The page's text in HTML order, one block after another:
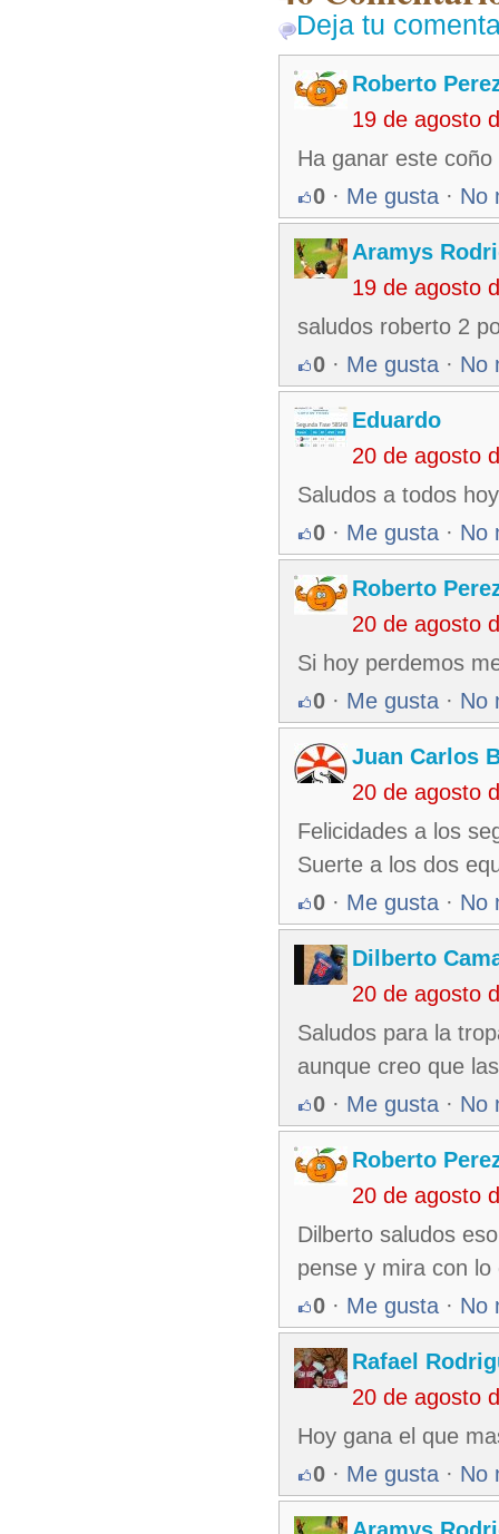
Deja tu
Roberto
19 de agosto
Ha ganar este
0 · Me gusta · No
Aramys
19 de agosto
saludos roberto 2
0 · Me gusta · No
Eduardo
20 de agosto
Saludos a todos
0 · Me gusta · No
Roberto
20 de agosto
Si hoy perdemos
0 · Me gusta · No
Juan Carlos
20 de agosto
Felicidades a los
Suerte a los dos
0 · Me gusta · No
Dilberto
20 de agosto
Saludos para la
aunque creo que
0 · Me gusta · No
Roberto
20 de agosto
Dilberto saludos
pense y mira con
0 · Me gusta · No
Rafael
20 de agosto
Hoy gana el que
0 · Me gusta · No